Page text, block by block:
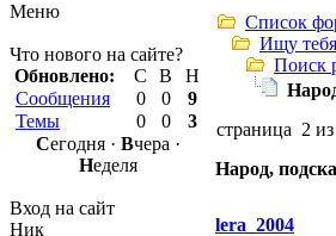
Меню
Что нового на сайте?
Обновлено:
С В
Н
Сообщения
0 0
9
Темы
0 0
3
Сегодня · Вчера ·
Неделя
Вход на сайт
Ник
Список
Ищу
Поиск
страница 2
Народ,
lera_2004